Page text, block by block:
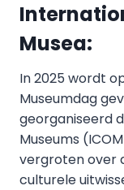
Musea:
In 2025 wordt
Museumdag
georganiseerd
Museums
vergroten over
culturele